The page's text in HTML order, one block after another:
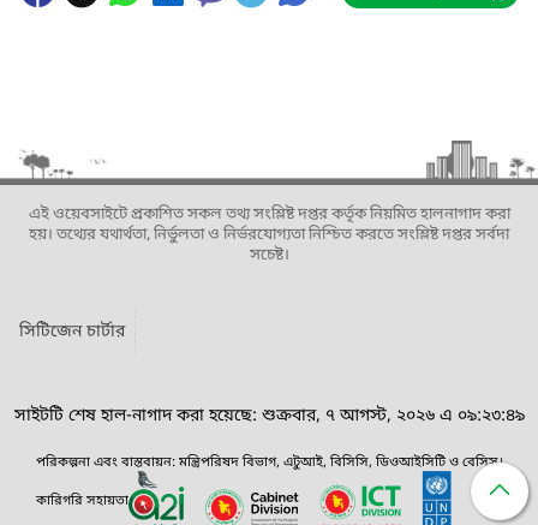
এই ওয়েবসাইটে প্রকাশিত সকল তথ্য সংশ্লিষ্ট দপ্তর কর্তৃক নিয়মিত হালনাগাদ করা
হয়। তথ্যের যথার্থতা, নির্ভুলতা ও নির্ভরযোগ্যতা নিশ্চিত করতে সংশ্লিষ্ট দপ্তর সর্বদা
সচেষ্ট।
সিটিজেন চার্টার
সাইটটি শেষ হাল-নাগাদ করা হয়েছে: শুক্রবার, ৭ আগস্ট, ২০২৬ এ ০৯:২৩:৪৯
পরিকল্পনা এবং বাস্তবায়ন: মন্ত্রিপরিষদ বিভাগ, এটুআই, বিসিসি, ডিওআইসিটি ও বেসিস।
কারিগরি সহায়তা